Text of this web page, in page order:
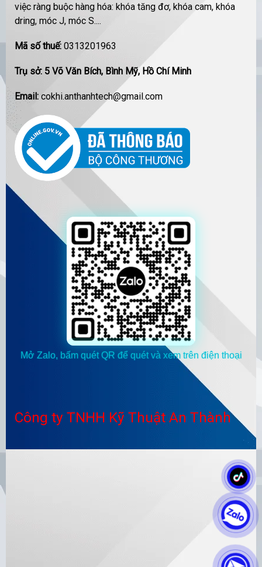
việc ràng buộc hàng hóa: khóa tăng đơ, khóa cam, khóa
dring, móc J, móc S....
Mã số thuế: 0313201963
Trụ sở: 5 Võ Văn Bích, Bình Mỹ, Hồ Chí Minh
Email: cokhi.anthanhtech@gmail.com
Mở Zalo, bấm quét QR để quét và xem trên điện thoại
Công ty TNHH Kỹ Thuật An Thành